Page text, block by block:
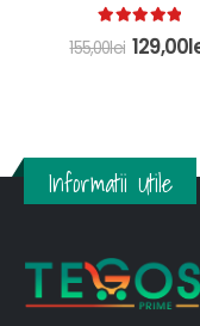
out of 5
155,00lei 129,00
Informatii Utile